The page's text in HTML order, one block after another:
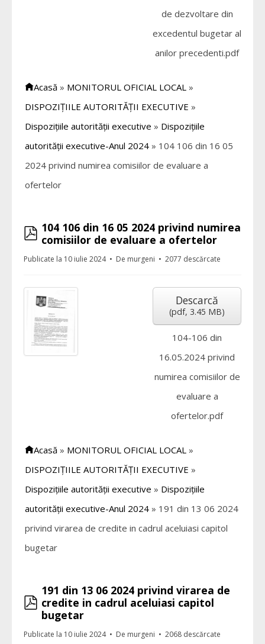
de dezvoltare din
excedentul bugetar al
anilor precedenti.pdf
Acasă » MONITORUL OFICIAL LOCAL »
DISPOZIȚIILE AUTORITĂȚII EXECUTIVE »
Dispozițiile autorității executive » Dispozițiile
autorității executive-Anul 2024 » 104 106 din 16 05
2024 privind numirea comisiilor de evaluare a
ofertelor
pdf
104 106 din 16 05 2024 privind numirea
comisiilor de evaluare a ofertelor
Publicate la 10 iulie 2024 De murgeni 2077 descărcate
Descarcă
(pdf, 3.45 MB)
104-106 din
16.05.2024 privind
numirea comisiilor de
evaluare a
ofertelor.pdf
Acasă » MONITORUL OFICIAL LOCAL »
DISPOZIȚIILE AUTORITĂȚII EXECUTIVE »
Dispozițiile autorității executive » Dispozițiile
autorității executive-Anul 2024 » 191 din 13 06 2024
privind virarea de credite in cadrul aceluiasi capitol
bugetar
pdf
191 din 13 06 2024 privind virarea de
credite in cadrul aceluiasi capitol
bugetar
Publicate la 10 iulie 2024 De murgeni 2068 descărcate